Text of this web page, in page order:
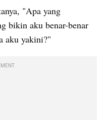
"Apa yang
bikin aku benar-benar
aku yakini?"